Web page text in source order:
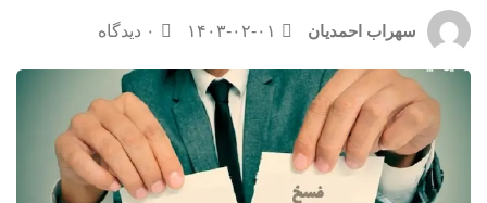
سهراب احمدیان ۱۴۰۳-۰۲-۰۱ ۰ دیدگاه